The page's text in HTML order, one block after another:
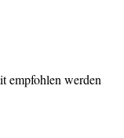
empfohlen werden